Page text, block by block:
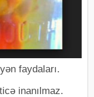
faydaları.
inanılmaz.